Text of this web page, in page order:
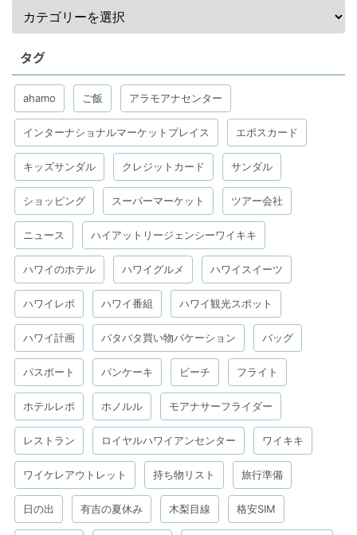
タグ
ahamo ご飯 アラモアナセンター
インターナショナルマーケットプレイス エポスカード
キッズサンダル クレジットカード サンダル
ショッピング スーパーマーケット ツアー会社
ニュース ハイアットリージェンシーワイキキ
ハワイのホテル ハワイグルメ ハワイスイーツ
ハワイレポ ハワイ番組 ハワイ観光スポット
ハワイ計画 バタバタ買い物バケーション バッグ
パスポート パンケーキ ビーチ フライト
ホテルレポ ホノルル モアナサーフライダー
レストラン ロイヤルハワイアンセンター ワイキキ
ワイケレアウトレット 持ち物リスト 旅行準備
日の出 有吉の夏休み 木梨目線 格安SIM